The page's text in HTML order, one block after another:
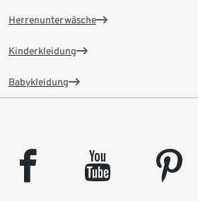
Herrenunterwäsche
Kinderkleidung
Babykleidung
facebook youtube pinterest